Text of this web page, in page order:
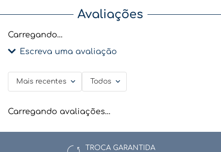
Avaliações
Carregando…
Escreva uma avaliação
Adicionar avaliação
Título
Mais recentes Todos
Carregando avaliações…
TROCA GARANTIDA